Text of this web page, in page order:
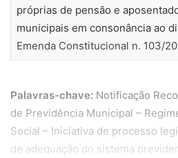
próprias de pensão e
municipais em consonância ao
Emenda Constitucional n. 103/
Palavras-chave: Notificação
de Previdência Municipal –
Social – Iniciativa de processo
de adequação do sistema